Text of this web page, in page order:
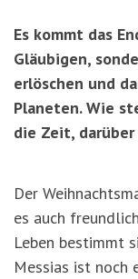
Es kommt das
Gläubigen,
erlöschen und
Planeten. Wie
die Zeit,
Der
es auch
Leben bestimmt
Messias ist noch